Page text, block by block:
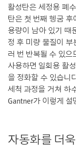
활성탄은 세정용 폐
탄은 첫 번째 헹굼
용량이 남아 있기 때
정 후 미량 물질이
러 번 반복될 수 있
사용하면 일회용 활
을 정화할 수 있습니
세척 과정을 거쳐 하
Gantner가 이렇게 설
자동화를 더